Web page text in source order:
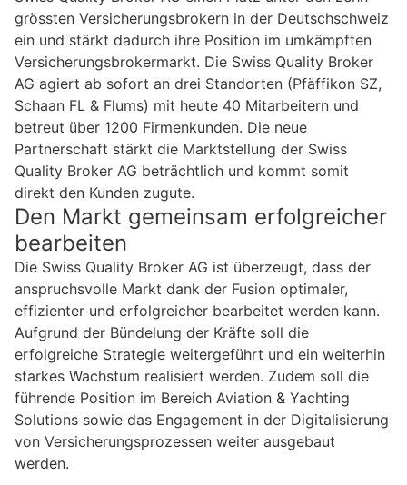
grössten Versicherungsbrokern in der Deutschschweiz
ein und stärkt dadurch ihre Position im umkämpften
Versicherungsbrokermarkt. Die Swiss Quality Broker
AG agiert ab sofort an drei Standorten (Pfäffikon SZ,
Schaan FL & Flums) mit heute 40 Mitarbeitern und
betreut über 1200 Firmenkunden. Die neue
Partnerschaft stärkt die Marktstellung der Swiss
Quality Broker AG beträchtlich und kommt somit
direkt den Kunden zugute.
Den Markt gemeinsam erfolgreicher
bearbeiten
Die Swiss Quality Broker AG ist überzeugt, dass der
anspruchsvolle Markt dank der Fusion optimaler,
effizienter und erfolgreicher bearbeitet werden kann.
Aufgrund der Bündelung der Kräfte soll die
erfolgreiche Strategie weitergeführt und ein weiterhin
starkes Wachstum realisiert werden. Zudem soll die
führende Position im Bereich Aviation & Yachting
Solutions sowie das Engagement in der Digitalisierung
von Versicherungsprozessen weiter ausgebaut
werden.